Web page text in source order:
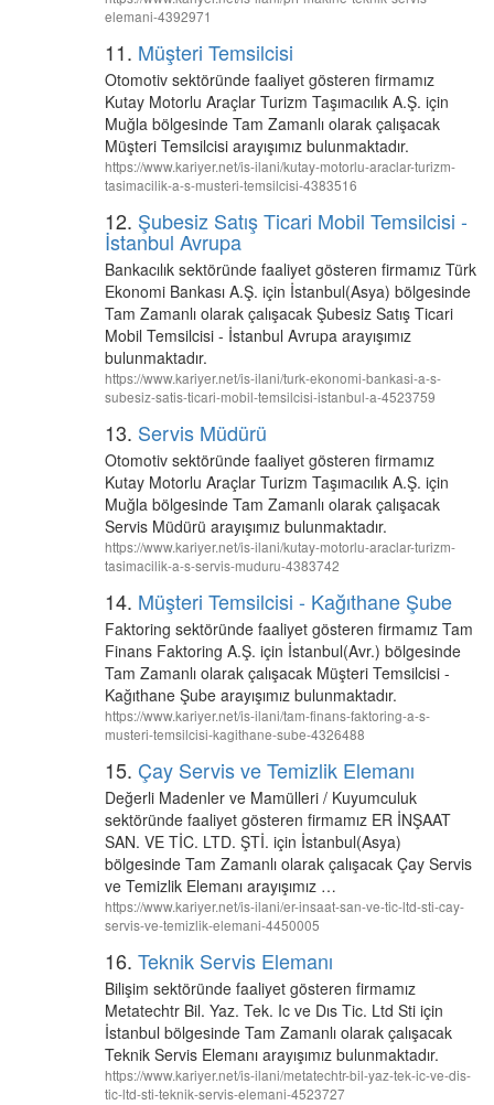
elemani-4392971
11. Müşteri Temsilcisi
Otomotiv sektöründe faaliyet gösteren firmamız
Kutay Motorlu Araçlar Turizm Taşımacılık A.Ş. için
Muğla bölgesinde Tam Zamanlı olarak çalışacak
Müşteri Temsilcisi arayışımız bulunmaktadır.
https://www.kariyer.net/is-ilani/kutay-motorlu-araclar-turizm-
tasimacilik-a-s-musteri-temsilcisi-4383516
12. Şubesiz Satış Ticari Mobil Temsilcisi -
İstanbul Avrupa
Bankacılık sektöründe faaliyet gösteren firmamız Türk
Ekonomi Bankası A.Ş. için İstanbul(Asya) bölgesinde
Tam Zamanlı olarak çalışacak Şubesiz Satış Ticari
Mobil Temsilcisi - İstanbul Avrupa arayışımız
bulunmaktadır.
https://www.kariyer.net/is-ilani/turk-ekonomi-bankasi-a-s-
subesiz-satis-ticari-mobil-temsilcisi-istanbul-a-4523759
13. Servis Müdürü
Otomotiv sektöründe faaliyet gösteren firmamız
Kutay Motorlu Araçlar Turizm Taşımacılık A.Ş. için
Muğla bölgesinde Tam Zamanlı olarak çalışacak
Servis Müdürü arayışımız bulunmaktadır.
https://www.kariyer.net/is-ilani/kutay-motorlu-araclar-turizm-
tasimacilik-a-s-servis-muduru-4383742
14. Müşteri Temsilcisi - Kağıthane Şube
Faktoring sektöründe faaliyet gösteren firmamız Tam
Finans Faktoring A.Ş. için İstanbul(Avr.) bölgesinde
Tam Zamanlı olarak çalışacak Müşteri Temsilcisi -
Kağıthane Şube arayışımız bulunmaktadır.
https://www.kariyer.net/is-ilani/tam-finans-faktoring-a-s-
musteri-temsilcisi-kagithane-sube-4326488
15. Çay Servis ve Temizlik Elemanı
Değerli Madenler ve Mamülleri / Kuyumculuk
sektöründe faaliyet gösteren firmamız ER İNŞAAT
SAN. VE TİC. LTD. ŞTİ. için İstanbul(Asya)
bölgesinde Tam Zamanlı olarak çalışacak Çay Servis
ve Temizlik Elemanı arayışımız …
https://www.kariyer.net/is-ilani/er-insaat-san-ve-tic-ltd-sti-cay-
servis-ve-temizlik-elemani-4450005
16. Teknik Servis Elemanı
Bilişim sektöründe faaliyet gösteren firmamız
Metatechtr Bil. Yaz. Tek. Ic ve Dıs Tic. Ltd Sti için
İstanbul bölgesinde Tam Zamanlı olarak çalışacak
Teknik Servis Elemanı arayışımız bulunmaktadır.
https://www.kariyer.net/is-ilani/metatechtr-bil-yaz-tek-ic-ve-dis-
tic-ltd-sti-teknik-servis-elemani-4523727